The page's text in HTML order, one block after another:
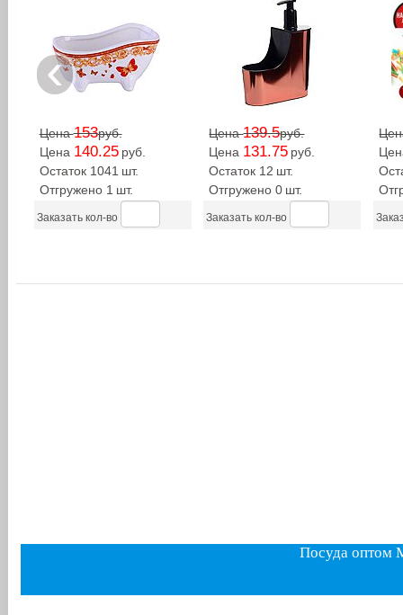
Цена153руб.
Цена 140.25 руб.
Остаток 1041 шт.
Отгружено 1 шт.
Заказать кол-во
Цена139.5руб.
Цена 131.75 руб.
Остаток 12 шт.
Отгружено 0 шт.
Заказать кол-во
‹
Посуда оптом